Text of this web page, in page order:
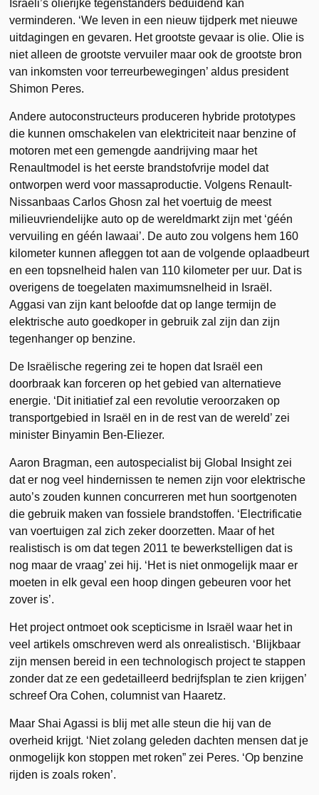
Israëli’s olierijke tegenstanders beduidend kan
verminderen. ‘We leven in een nieuw tijdperk met nieuwe
uitdagingen en gevaren. Het grootste gevaar is olie. Olie is
niet alleen de grootste vervuiler maar ook de grootste bron
van inkomsten voor terreurbewegingen’ aldus president
Shimon Peres.
Andere autoconstructeurs produceren hybride prototypes
die kunnen omschakelen van elektriciteit naar benzine of
motoren met een gemengde aandrijving maar het
Renaultmodel is het eerste brandstofvrije model dat
ontworpen werd voor massaproductie. Volgens Renault-
Nissanbaas Carlos Ghosn zal het voertuig de meest
milieuvriendelijke auto op de wereldmarkt zijn met ‘géén
vervuiling en géén lawaai’. De auto zou volgens hem 160
kilometer kunnen afleggen tot aan de volgende oplaadbeurt
en een topsnelheid halen van 110 kilometer per uur. Dat is
overigens de toegelaten maximumsnelheid in Israël.
Aggasi van zijn kant beloofde dat op lange termijn de
elektrische auto goedkoper in gebruik zal zijn dan zijn
tegenhanger op benzine.
De Israëlische regering zei te hopen dat Israël een
doorbraak kan forceren op het gebied van alternatieve
energie. ‘Dit initiatief zal een revolutie veroorzaken op
transportgebied in Israël en in de rest van de wereld’ zei
minister Binyamin Ben-Eliezer.
Aaron Bragman, een autospecialist bij Global Insight zei
dat er nog veel hindernissen te nemen zijn voor elektrische
auto’s zouden kunnen concurreren met hun soortgenoten
die gebruik maken van fossiele brandstoffen. ‘Electrificatie
van voertuigen zal zich zeker doorzetten. Maar of het
realistisch is om dat tegen 2011 te bewerkstelligen dat is
nog maar de vraag’ zei hij. ‘Het is niet onmogelijk maar er
moeten in elk geval een hoop dingen gebeuren voor het
zover is’.
Het project ontmoet ook scepticisme in Israël waar het in
veel artikels omschreven werd als onrealistisch. ‘Blijkbaar
zijn mensen bereid in een technologisch project te stappen
zonder dat ze een gedetailleerd bedrijfsplan te zien krijgen’
schreef Ora Cohen, columnist van Haaretz.
Maar Shai Agassi is blij met alle steun die hij van de
overheid krijgt. ‘Niet zolang geleden dachten mensen dat je
onmogelijk kon stoppen met roken” zei Peres. ‘Op benzine
rijden is zoals roken’.